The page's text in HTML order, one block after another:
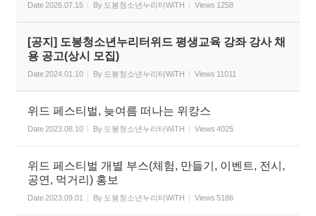
Date2026.07.15 By 도봉청소년누리터WiTH Views 1258
[공지] 도봉청소년누리터위드 평생교육 강좌 강사 채
용 공고(상시 모집)
Date2024.01.10 By 도봉청소년누리터WiTH Views 11011
위드 페스티벌, 늦여름 떠나는 위캉스
Date2023.08.10 By 도봉청소년누리터WiTH Views 4025
위드 페스티벌 개별 부스(체험, 만들기, 이벤트, 전시,
공연, 먹거리) 홍보
Date2023.09.01 By 도봉청소년누리터WiTH Views 5186